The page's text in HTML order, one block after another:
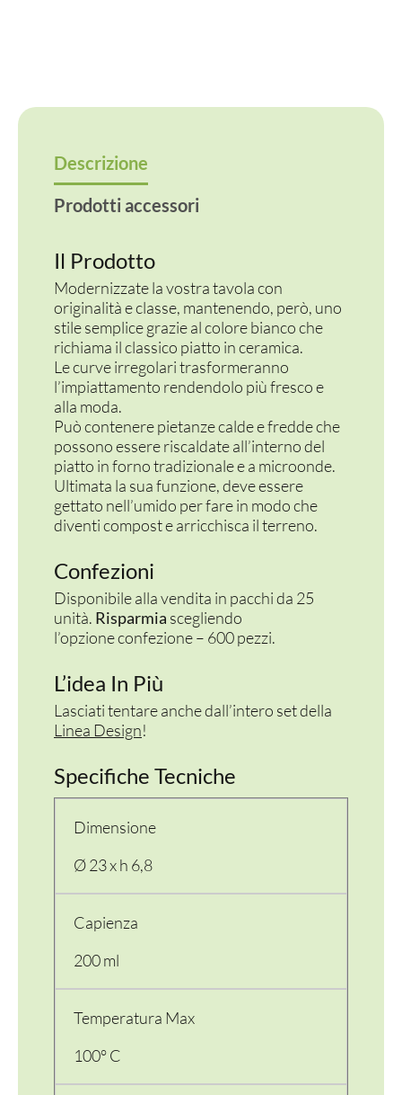
Descrizione
Prodotti accessori
Il Prodotto
Modernizzate la vostra tavola con
originalità e classe, mantenendo, però, uno
stile semplice grazie al colore bianco che
richiama il classico piatto in ceramica.
Le curve irregolari trasformeranno
l’impiattamento rendendolo più fresco e
alla moda.
Può contenere pietanze calde e fredde che
possono essere riscaldate all’interno del
piatto in forno tradizionale e a microonde.
Ultimata la sua funzione, deve essere
gettato nell’umido per fare in modo che
diventi compost e arricchisca il terreno.
Confezioni
Disponibile alla vendita in pacchi da 25
unità. Risparmia scegliendo
l’opzione confezione – 600 pezzi.
L’idea In Più
Lasciati tentare anche dall’intero set della
Linea Design!
Specifiche Tecniche
Dimensione
Ø 23 x h 6,8
Capienza
200 ml
Temperatura Max
100° C